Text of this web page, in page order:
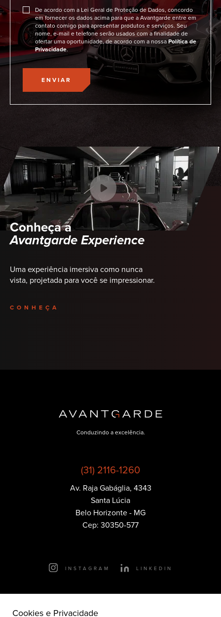
Cookies e Privacidade
Cookies que nos ajudam a entregar pra você publicidade
De acordo com a Lei Geral de Proteção de Dados, concordo
em fornecer os dados acima para que a Avantgarde entre em
contato comigo para apresentar produtos e serviços. Seu
nome, e-mail e telefone serão usados com a finalidade de
ofertar uma oportunidade, de acordo com a nossaPolítica de
Privacidade.
ENVIAR
Conheça a
Avantgarde Experience
Uma experiência imersiva como nunca
vista, projetada para você se impressionar.
CONHEÇA
Conduzindo a excelência.
(31) 2116-1260
Av. Raja Gabáglia, 4343
Santa Lúcia
Belo Horizonte - MG
Cep: 30350-577
Todos os direitos reservados.
INSTAGRAM LINKEDIN